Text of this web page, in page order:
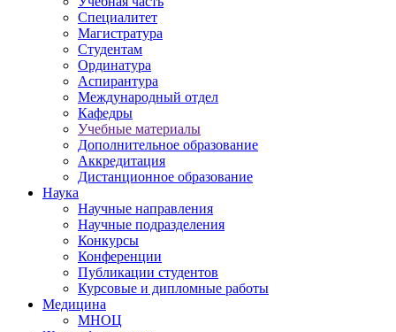
Специалитет
Магистратура
Студентам
Ординатура
Аспирантура
Международный отдел
Кафедры
Учебные материалы
Дополнительное образование
Аккредитация
Дистанционное образование
Наука
Научные направления
Научные подразделения
Конкурсы
Конференции
Публикации студентов
Курсовые и дипломные работы
Медицина
МНОЦ